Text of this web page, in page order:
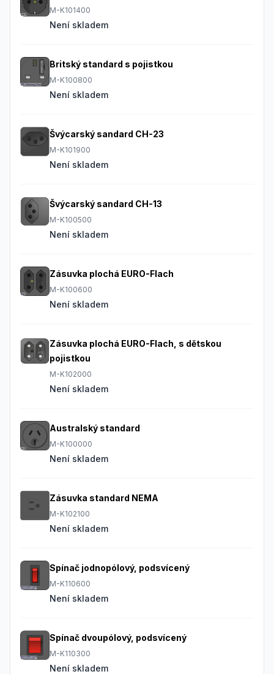
M-K101400
Není skladem
Britský standard s pojistkou
M-K100800
Není skladem
Švýcarský sandard CH-23
M-K101900
Není skladem
Švýcarský sandard CH-13
M-K100500
Není skladem
Zásuvka plochá EURO-Flach
M-K100600
Není skladem
Zásuvka plochá EURO-Flach, s dětskou
pojistkou
M-K102000
Není skladem
Australský standard
M-K100000
Není skladem
Zásuvka standard NEMA
M-K102100
Není skladem
Spínač jodnopólový, podsvícený
M-K110600
Není skladem
Spínač dvoupólový, podsvícený
M-K110300
Není skladem